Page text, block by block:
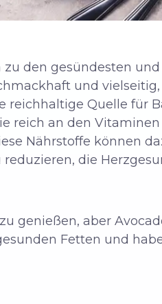
zu den gesündesten
und
reichhaltige Quelle für
reich an den
Nährstoffe können
die
genießen, aber
Fetten und